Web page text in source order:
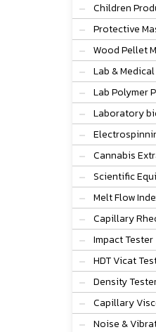
Children
Protective
Wood Pellet
Lab &
Lab Polymer
Laboratory
Cannabis
Scientific
Melt Flow
Capillary
Impact Tester
HDT Vicat
Density
Capillary
Noise &